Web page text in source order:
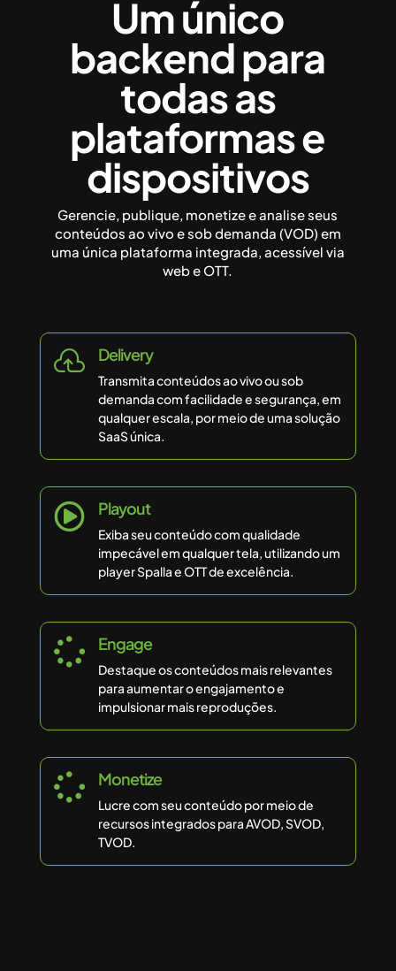
Um único
backend para
todas as
plataformas e
dispositivos
Gerencie, publique, monetize e analise seus
conteúdos ao vivo e sob demanda (VOD) em
uma única plataforma integrada, acessível via
web e OTT.
 Delivery
Transmita conteúdos ao vivo ou sob
demanda com facilidade e segurança, em
qualquer escala, por meio de uma solução
SaaS única.
 Playout
Exiba seu conteúdo com qualidade
impecável em qualquer tela, utilizando um
player Spalla e OTT de excelência.
 Engage
Destaque os conteúdos mais relevantes
para aumentar o engajamento e
impulsionar mais reproduções.
 Monetize
Lucre com seu conteúdo por meio de
recursos integrados para AVOD, SVOD,
TVOD.